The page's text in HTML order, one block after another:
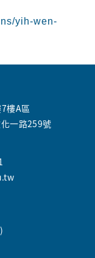
yih-wen-
樓A區
一路259號